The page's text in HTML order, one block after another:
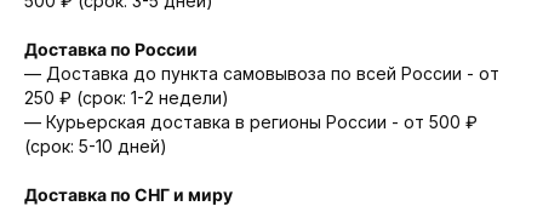
Доставка по России
— Доставка до пункта самовывоза по всей России - от
250 ₽ (срок: 1-2 недели)
— Курьерская доставка в регионы России - от 500 ₽
(срок: 5-10 дней)
Доставка по СНГ и миру